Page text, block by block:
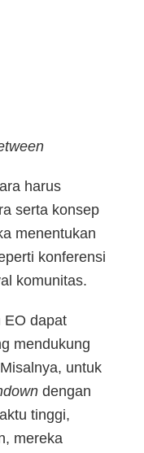
harus
serta konsep
menentukan
konferensi
komunitas.
EO dapat
mendukung
untuk
dengan
tinggi,
mereka